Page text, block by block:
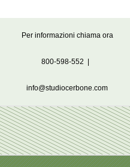
Per informazioni chiama ora
800-598-552
info@studiocerbone.com